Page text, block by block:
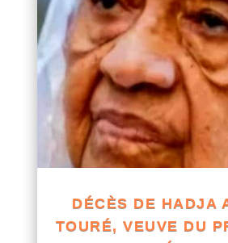
DÉCÈS DE HADJA
TOURÉ, VEUVE DU